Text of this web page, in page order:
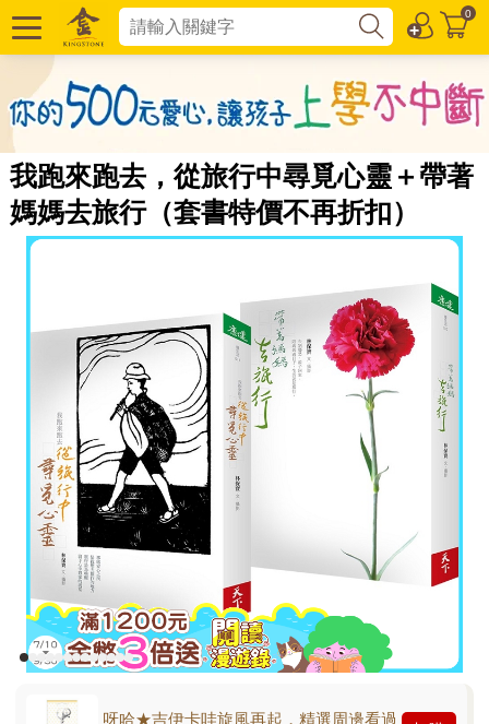
0
我跑來跑去，從旅行中尋覓心靈＋帶著
媽媽去旅行（套書特價不再折扣）
呀哈★吉伊卡哇旋風再起，精選周邊看過